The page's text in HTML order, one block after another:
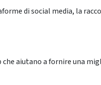
di social media, la
aiutano a fornire una